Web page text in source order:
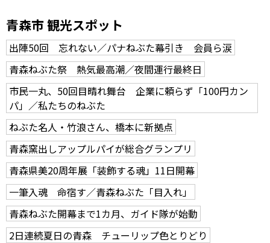
青森市 観光スポット
出陣50回 忘れない／パナねぶた幕引き 会員ら涙
青森ねぶた祭 熱気最高潮／夜間運行最終日
市民一丸、50回目晴れ舞台 企業に頼らず「100円カン
パ」／私たちのねぶた
ねぶた名人・竹浪さん、橋本に新拠点
青森窯出しアップルパイが総合グランプリ
青森県美20周年展「装飾する魂」11日開幕
一筆入魂 命宿す／青森ねぶた「目入れ」
青森ねぶた開幕まで1カ月、ガイド隊が始動
2日連続夏日の青森 チューリップ色とりどり